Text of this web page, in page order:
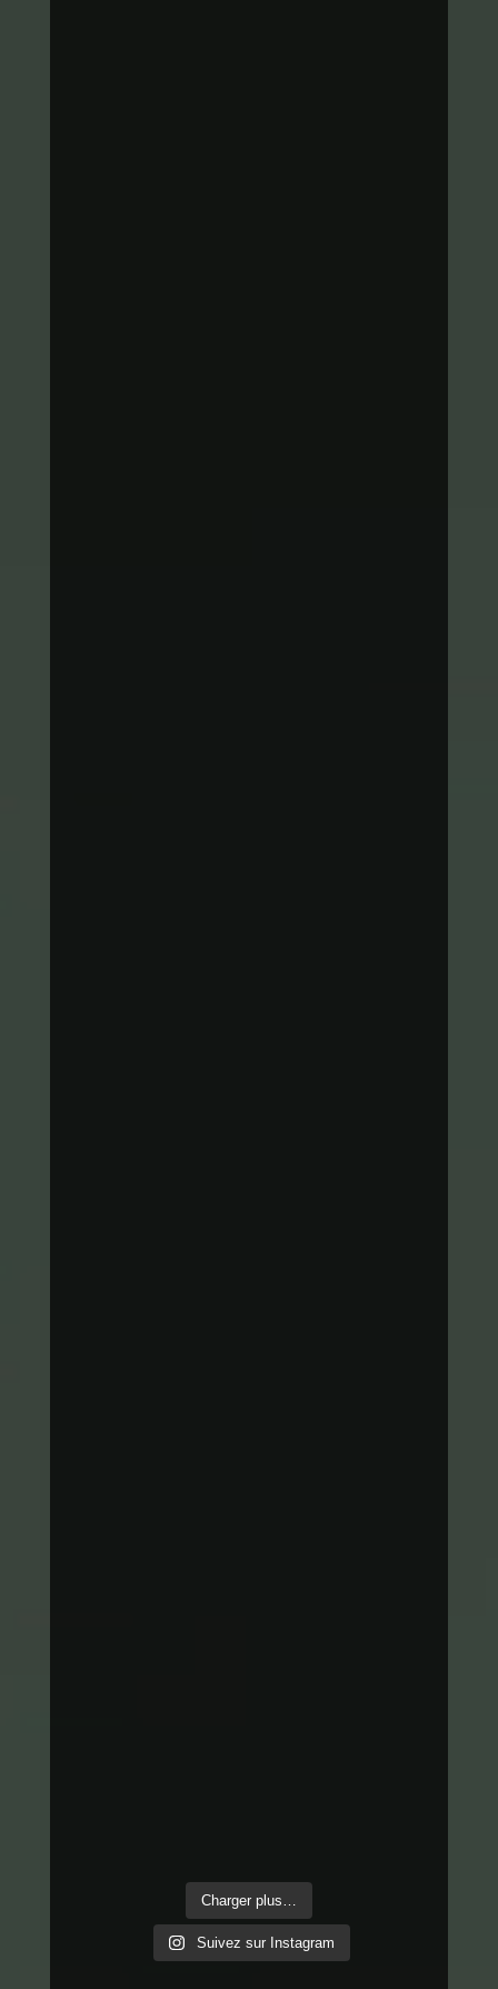
Charger plus…
Suivez sur Instagram